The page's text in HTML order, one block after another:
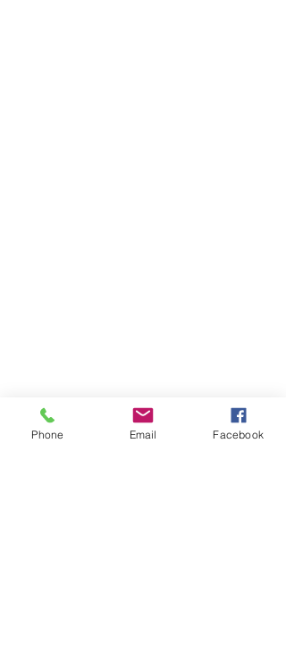
Phone Email Facebook